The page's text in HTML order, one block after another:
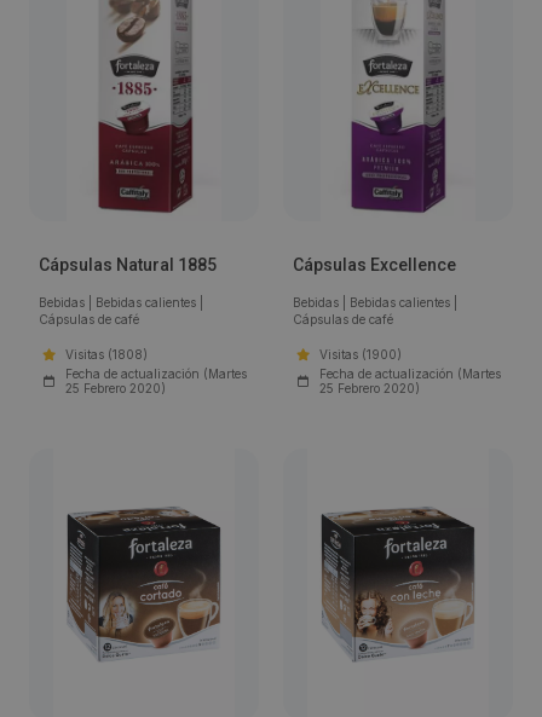
Cápsulas Natural 1885
Bebidas Bebidas calientes
Cápsulas de café
Visitas (1808)
Fecha de actualización (Martes
25 Febrero 2020)
Cápsulas Excellence
Bebidas Bebidas calientes
Cápsulas de café
Visitas (1900)
Fecha de actualización (Martes
25 Febrero 2020)